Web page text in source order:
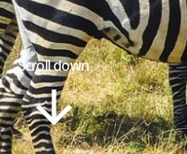
Scroll down